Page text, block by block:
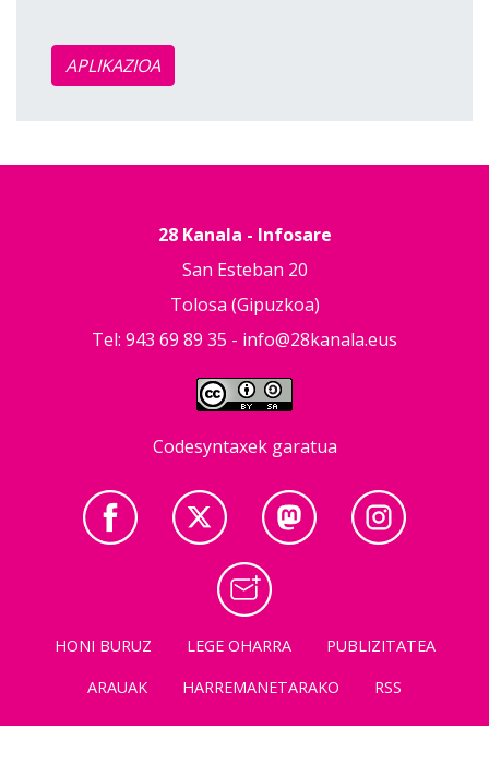
APLIKAZIOA
28 Kanala - Infosare
San Esteban 20
Tolosa (Gipuzkoa)
Tel: 943 69 89 35 - info@28kanala.eus
Codesyntaxek garatua
HONI BURUZ LEGE OHARRA
PUBLIZITATEA
ARAUAK
HARREMANETARAKO RSS